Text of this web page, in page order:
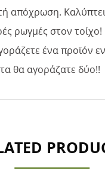
απόχρωση. Καλύπτει
ρωγμές στον
ένα προϊόν
θα αγοράζατε δύο!!